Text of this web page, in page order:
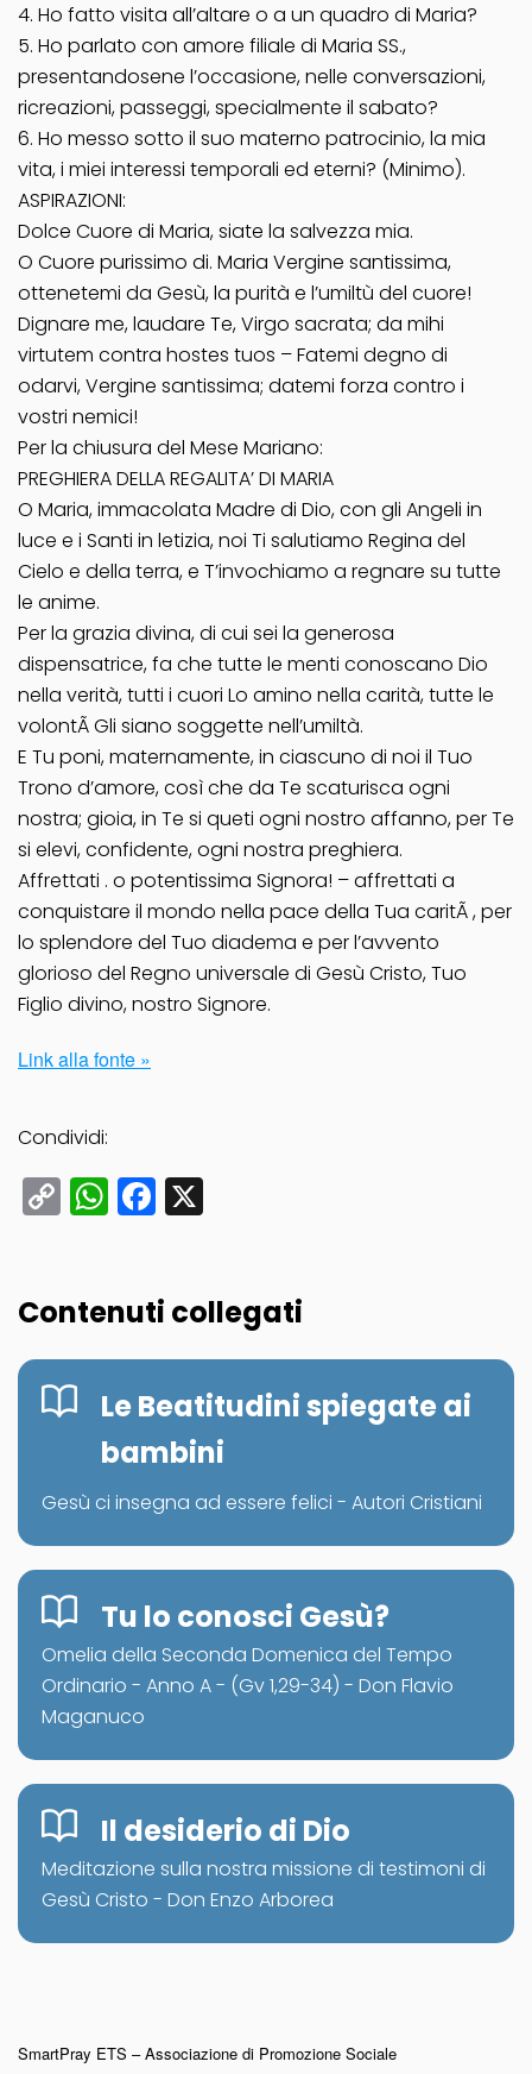
4. Ho fatto visita all’altare o a un quadro di Maria?
5. Ho parlato con amore filiale di Maria SS.,
presentandosene l’occasione, nelle conversazioni,
ricreazioni, passeggi, specialmente il sabato?
6. Ho messo sotto il suo materno patrocinio, la mia
vita, i miei interessi temporali ed eterni? (Minimo).
ASPIRAZIONI:
Dolce Cuore di Maria, siate la salvezza mia.
O Cuore purissimo di. Maria Vergine santissima,
ottenetemi da Gesù, la purità e l’umiltù del cuore!
Dignare me, laudare Te, Virgo sacrata; da mihi
virtutem contra hostes tuos – Fatemi degno di
odarvi, Vergine santissima; datemi forza contro i
vostri nemici!
Per la chiusura del Mese Mariano:
PREGHIERA DELLA REGALITA’ DI MARIA
O Maria, immacolata Madre di Dio, con gli Angeli in
luce e i Santi in letizia, noi Ti salutiamo Regina del
Cielo e della terra, e T’invochiamo a regnare su tutte
le anime.
Per la grazia divina, di cui sei la generosa
dispensatrice, fa che tutte le menti conoscano Dio
nella verità, tutti i cuori Lo amino nella carità, tutte le
volontÃ Gli siano soggette nell’umiltà.
E Tu poni, maternamente, in ciascuno di noi il Tuo
Trono d’amore, così che da Te scaturisca ogni
nostra; gioia, in Te si queti ogni nostro affanno, per Te
si elevi, confidente, ogni nostra preghiera.
Affrettati . o potentissima Signora! – affrettati a
conquistare il mondo nella pace della Tua caritÃ , per
lo splendore del Tuo diadema e per l’avvento
glorioso del Regno universale di Gesù Cristo, Tuo
Figlio divino, nostro Signore.
Link alla fonte »
Condividi:
Copy
Link
WhatsApp
Facebook
Contenuti collegati
Le Beatitudini spiegate ai
bambini
Gesù ci insegna ad essere felici - Autori Cristiani
Tu lo conosci Gesù?
Omelia della Seconda Domenica del Tempo
Ordinario - Anno A - (Gv 1,29-34) - Don Flavio
Maganuco
Il desiderio di Dio
Meditazione sulla nostra missione di testimoni di
Gesù Cristo - Don Enzo Arborea
SmartPray ETS – Associazione di Promozione Sociale